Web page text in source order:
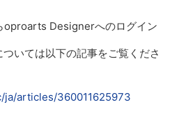
oproarts Designerへのログイン
いては以下の記事をご覧くださ
articles/360011625973